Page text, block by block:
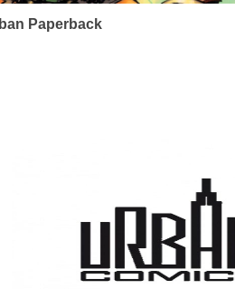
Paperback